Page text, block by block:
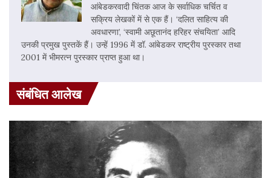
आंबेडकरवादी चिंतक आज के सर्वाधिक चर्चित व
सक्रिय लेखकों में से एक हैं। ‘दलित साहित्य की
अवधारणा’, ‘स्वामी अछूतानंद हरिहर संचयिता’ आदि
उनकी प्रमुख पुस्तकें हैं। उन्हें 1996 में डॉ. आंबेडकर राष्ट्रीय पुरस्कार तथा
2001 में भीमरत्न पुरस्कार प्राप्त हुआ था।
संबंधित आलेख